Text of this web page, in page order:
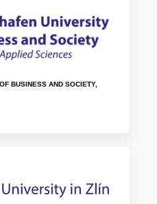
BUSINESS AND SOCIETY,